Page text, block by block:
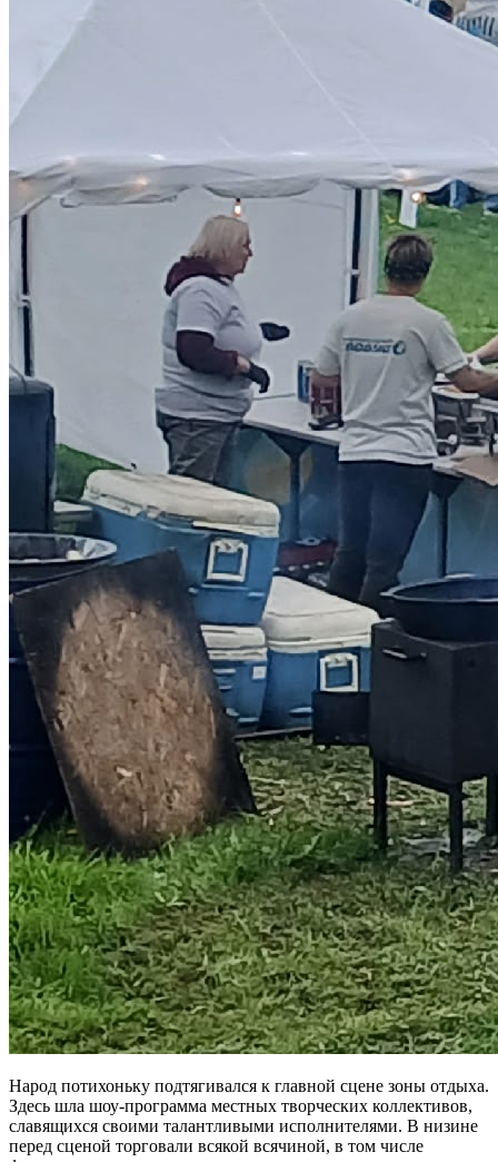
Народ потихоньку подтягивался к главной сцене зоны отдыха.
Здесь шла шоу-программа местных творческих коллективов,
славящихся своими талантливыми исполнителями. В низине
перед сценой торговали всякой всячиной, в том числе